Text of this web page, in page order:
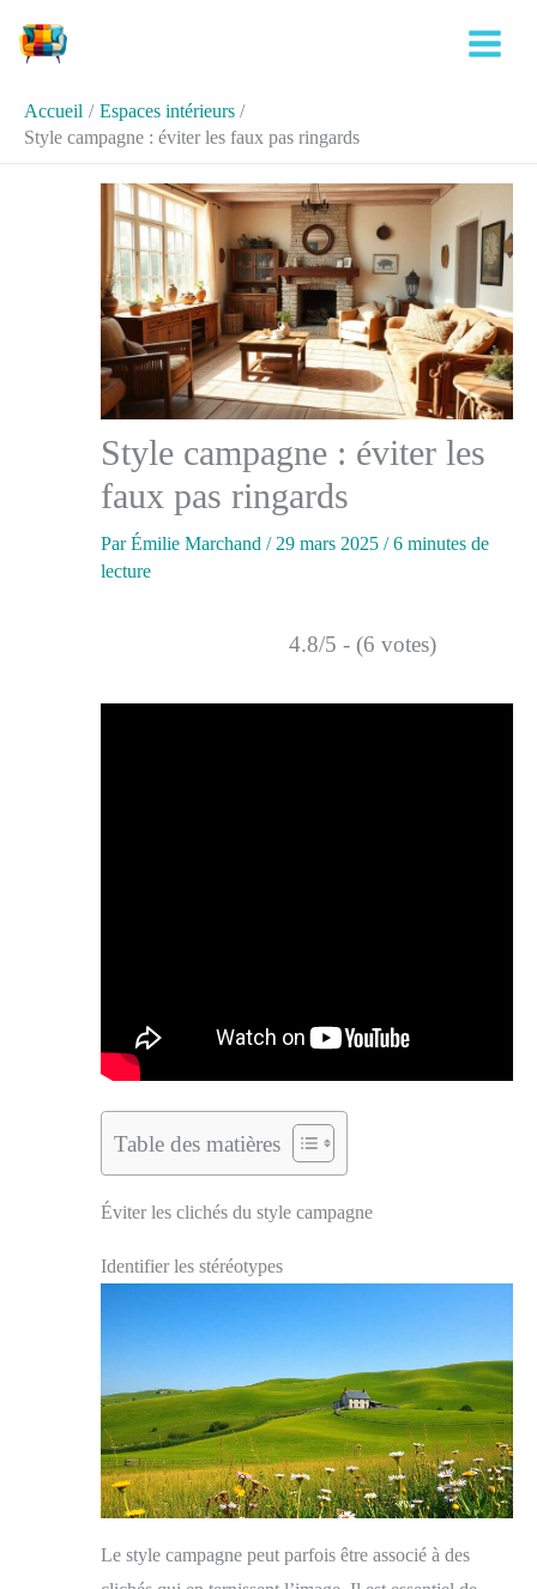
Accueil
Espaces intérieurs
Style campagne : éviter les faux pas ringards
Style campagne : éviter les
faux pas ringards
ParÉmilie Marchand / 29 mars 2025 /6 minutes de
lecture
4.8/5 - (6 votes)
Table des matières
Éviter les clichés du style campagne
Identifier les stéréotypes
Le style campagne peut parfois être associé à des